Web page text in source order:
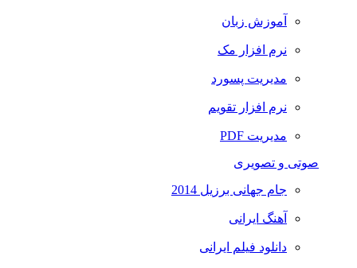
آموزش زبان
نرم افزار مک
مدیریت پسورد
نرم افزار تقویم
مدیریت PDF
صوتی و تصویری
جام جهانی برزیل 2014
آهنگ ایرانی
دانلود فیلم ایرانی